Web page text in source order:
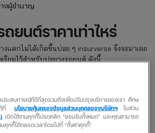
งผู้ชำนาญ
ถยนต์ราคาเท่าไหร่
ไม่ได้เกิดขึ้นบ่อย ๆ insurverse จึงจะมาเผย
รียมไว้สำหรับปะยางรถยนต์ ดังนี้
ยไหมหรือปะยางตัวหนอน
เล็ก โดยใช้ใยไหมอุดรูรั่ว ใช้เวลาในการซ่อมไม่นาน
ณ 70 – 100 บาทต่อแผล
มร้อนเหมาะสำหรับยางที่มีรอยแผลขนาดกลาง
มยางจะใช้แผ่นยางพิเศษปิดบริเวณรูรั่วด้านใน
ประสบการณ์ที่ดีที่สุดรวมถึงเพื่อปรับปรุงบริการของเรา ศึกษ
ด้ที่
นโยบายคุ้มครองข้อมูลส่วนบุคคลของบริษัทฯในส่วน
เปิดใช้งานคุกกี้โปรดคลิก "ยอมรับทั้งหมด" และคุณสามารถ
คุกกี้ได้ตลอดเวลาโดยไปที่ "ตั้งค่าคุกกี้"